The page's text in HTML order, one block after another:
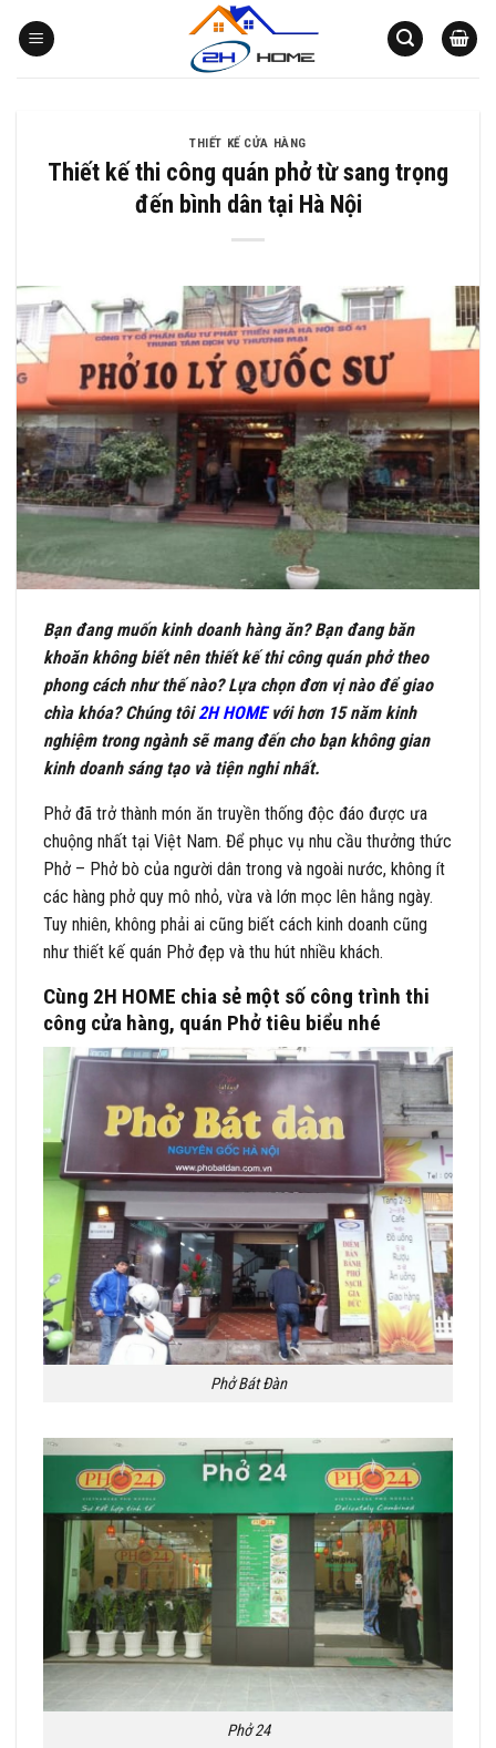
qua
THIẾT KẾ CỬA HÀNG
Thiết kế thi công quán phở từ sang trọng
đến bình dân tại Hà Nội
Bạn đang muốn kinh doanh hàng ăn? Bạn đang băn
khoăn không biết nên thiết kế thi công quán phở theo
phong cách như thế nào? Lựa chọn đơn vị nào để giao
chìa khóa? Chúng tôi2H HOMEvới hơn 15 năm kinh
nghiệm trong ngành sẽ mang đến cho bạn không gian
kinh doanh sáng tạo và tiện nghi nhất.
Phở đã trở thành món ăn truyền thống độc đáo được ưa
chuộng nhất tại Việt Nam. Để phục vụ nhu cầu thưởng thức
Phở – Phở bò của người dân trong và ngoài nước, không ít
các hàng phở quy mô nhỏ, vừa và lớn mọc lên hằng ngày.
Tuy nhiên, không phải ai cũng biết cách kinh doanh cũng
như thiết kế quán Phở đẹp và thu hút nhiều khách.
Cùng 2H HOME chia sẻ một số công trình thi
công cửa hàng, quán Phở tiêu biểu nhé
Phở Bát Đàn
Phở 24